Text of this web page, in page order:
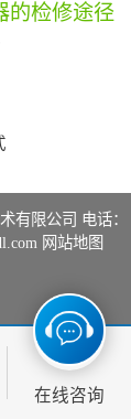
的检修途径
有限公司 电话：
网站地图
在线咨询